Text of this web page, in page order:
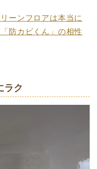
ーンフロアは本当に
防カビくん」の相性
ラク